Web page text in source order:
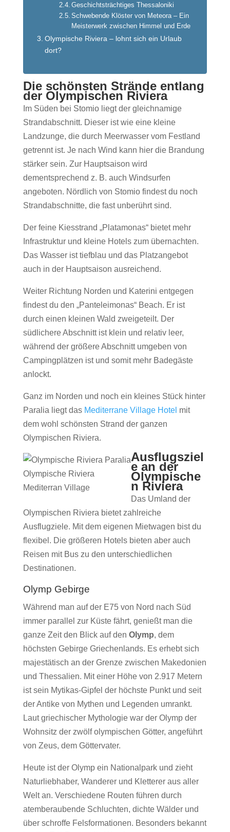
Geschichtsträchtiges Thessaloniki
Schwebende Klöster von Meteora – Ein
Meisterwerk zwischen Himmel und Erde
Olympische Riviera – lohnt sich ein Urlaub
dort?
Die schönsten Strände entlang
der Olympischen Riviera
Im Süden bei Stomio liegt der gleichnamige
Strandabschnitt. Dieser ist wie eine kleine
Landzunge, die durch Meerwasser vom Festland
getrennt ist. Je nach Wind kann hier die Brandung
stärker sein. Zur Hauptsaison wird
dementsprechend z. B. auch Windsurfen
angeboten. Nördlich von Stomio findest du noch
Strandabschnitte, die fast unberührt sind.
Der feine Kiesstrand „Platamonas“ bietet mehr
Infrastruktur und kleine Hotels zum übernachten.
Das Wasser ist tiefblau und das Platzangebot
auch in der Hauptsaison ausreichend.
Weiter Richtung Norden und Katerini entgegen
findest du den „Panteleimonas“ Beach. Er ist
durch einen kleinen Wald zweigeteilt. Der
südlichere Abschnitt ist klein und relativ leer,
während der größere Abschnitt umgeben von
Campingplätzen ist und somit mehr Badegäste
anlockt.
Ganz im Norden und noch ein kleines Stück hinter
Paralia liegt das Mediterrane Village Hotel mit
dem wohl schönsten Strand der ganzen
Olympischen Riviera.
Olympische Riviera
Mediterran Village
Ausflugsziel
e an der
Olympische
n Riviera
Das Umland der
Olympischen Riviera bietet zahlreiche
Ausflugziele. Mit dem eigenen Mietwagen bist du
flexibel. Die größeren Hotels bieten aber auch
Reisen mit Bus zu den unterschiedlichen
Destinationen.
Olymp Gebirge
Während man auf der E75 von Nord nach Süd
immer parallel zur Küste fährt, genießt man die
ganze Zeit den Blick auf den Olymp, dem
höchsten Gebirge Griechenlands. Es erhebt sich
majestätisch an der Grenze zwischen Makedonien
und Thessalien. Mit einer Höhe von 2.917 Metern
ist sein Mytikas-Gipfel der höchste Punkt und seit
der Antike von Mythen und Legenden umrankt.
Laut griechischer Mythologie war der Olymp der
Wohnsitz der zwölf olympischen Götter, angeführt
von Zeus, dem Göttervater.
Heute ist der Olymp ein Nationalpark und zieht
Naturliebhaber, Wanderer und Kletterer aus aller
Welt an. Verschiedene Routen führen durch
atemberaubende Schluchten, dichte Wälder und
über schroffe Felsformationen. Besonders bekannt